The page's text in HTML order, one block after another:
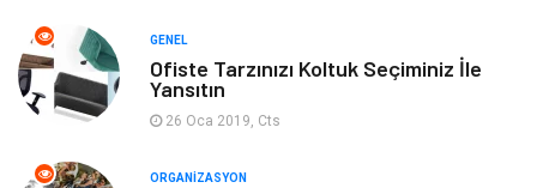
Yeme & İçme Spor
GENEL
Ofiste Tarzınızı Koltuk Seçiminiz İle
Yansıtın
26 Oca 2019, Cts
ORGANIZASYON